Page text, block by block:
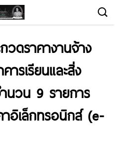
วดราคางานจ้าง
ารเรียนและสิ่ง
นวน 9 รายการ
อิเล็กทรอนิกส์ (e-